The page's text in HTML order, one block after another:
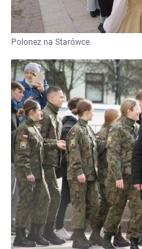
Polonez na Starówce